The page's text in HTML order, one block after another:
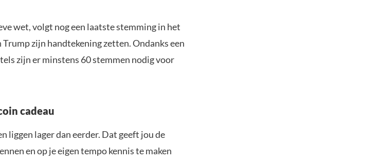
wet, volgt nog een laatste stemming in het
zijn handtekening zetten. Ondanks een
zijn er minstens 60 stemmen nodig voor
cadeau
liggen lager dan eerder. Dat geeft jou de
en op je eigen tempo kennis te maken